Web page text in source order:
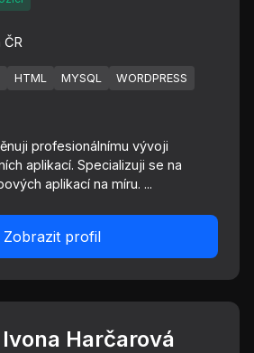
ČR
HTML MYSQL
WORDPRESS
profesionálnímu vývoji
aplikací. Specializuji se na
aplikací na míru. ...
Zobrazit profil
Ivona Harčarová